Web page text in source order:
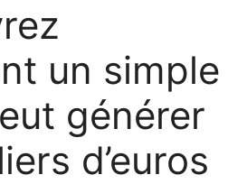
un simple
générer
d’euros